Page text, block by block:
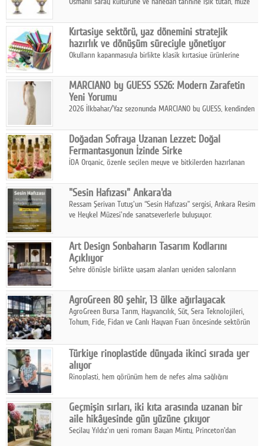
Ağustos'ta Arthill Müzecilik'in düzenleyeceği özel müzayedede
koleksiyonerlerle buluşuyor
Kırtasiye sektörü, yaz dönemini stratejik
hazırlık ve dönüşüm süreciyle yönetiyor
Okulların kapanmasıyla birlikte klasik kırtasiye ürünlerine
sanat ve eğitici aktivite ürünleriyle dinamik bir biçimde
geçiriyor.
MARCIANO by GUESS SS26: Modern Zarafetin
Yeni Yorumu
2026 İlkbahar/Yaz sezonunda MARCIANO by GUESS, kendinden
Doğadan Sofraya Uzanan Lezzet: Doğal
Fermantasyonun İzinde Sirke
İDA Organic, özenle seçilen meyve ve bitkilerden hazırlanan
sofralarına taşıyor.
"Sesin Hafızası" Ankara'da
Ressam Şerivan Tutuş'un “Sesin Hafızası” sergisi, Ankara Resim
ve Heykel Müzesi'nde sanatseverlerle buluşuyor.
Art Design Sonbaharın Tasarım Kodlarını
Açıklıyor
Şehre dönüşle birlikte yaşam alanları yeniden salonların
sonbaharın tasarım kodlarını açıklıyor.
AgroGreen 80 şehir, 13 ülke ağırlayacak
AgroGreen Bursa Tarım, Hayvancılık, Süt, Sera Teknolojileri,
Tohum, Fide, Fidan ve Canlı Hayvan Fuarı öncesinde sektörün
Türkiye rinoplastide dünyada ikinci sırada yer
alıyor
Rinoplasti, hem görünüm hem de nefes alma sağlığını
biri konumunda.
Geçmişin sırları, iki kıta arasında uzanan bir
aile hikâyesinde gün yüzüne çıkıyor
Seçilay Yıldız'ın yeni romanı Bayan Minty, Princeton'dan